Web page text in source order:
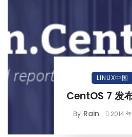
LINUX中国
CentOS 7 发
By Rain 2014